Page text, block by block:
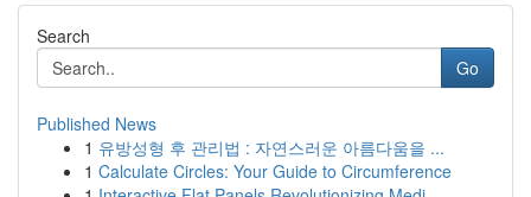
Search
Go
Published News
1 유방성형 후 관리법 : 자연스러운 아름다움을 ...
1 Calculate Circles: Your Guide to Circumference